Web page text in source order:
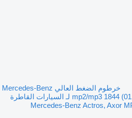
خرطوم الضغط العالي Mercedes-Benz
أكتروس mp2/mp3 1844 (01.02-) A9305530982 لـ السيارات القاطرة
Mercedes-Benz Actros, Axor